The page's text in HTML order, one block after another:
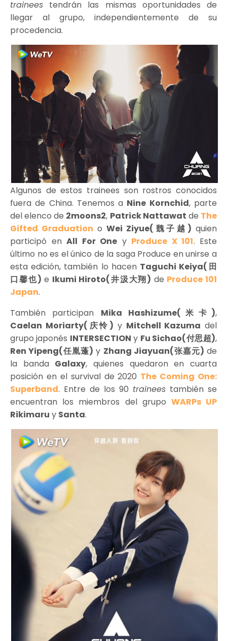
trainees tendrán las mismas oportunidades de
llegar al grupo, independientemente de su
procedencia.
Algunos de estos trainees son rostros conocidos
fuera de China. Tenemos a Nine Kornchid, parte
del elenco de 2moons2, Patrick Nattawat de The
Gifted Graduation oWei Ziyue( 魏子越 ) quien
participó enAll For One y Produce X 101. Este
último no es el único de la saga Produce en unirse a
esta edición, también lo hacen Taguchi Keiya( 田
口馨也) e Ikumi Hiroto(井汲大翔) de Produce 101
Japan.
También participan Mika Hashizume(米卡),
Caelan Moriarty(庆怜) y Mitchell Kazuma del
grupo japonés INTERSECTION y Fu Sichao(付思超),
Ren Yipeng(任胤蓬) y Zhang Jiayuan(张嘉元) de
la banda Galaxy, quienes quedaron en cuarta
posición en el survival de 2020 The Coming One:
Superband. Entre de los 90 trainees también se
encuentran los miembros del grupo WARPs UP
Rikimaru y Santa.